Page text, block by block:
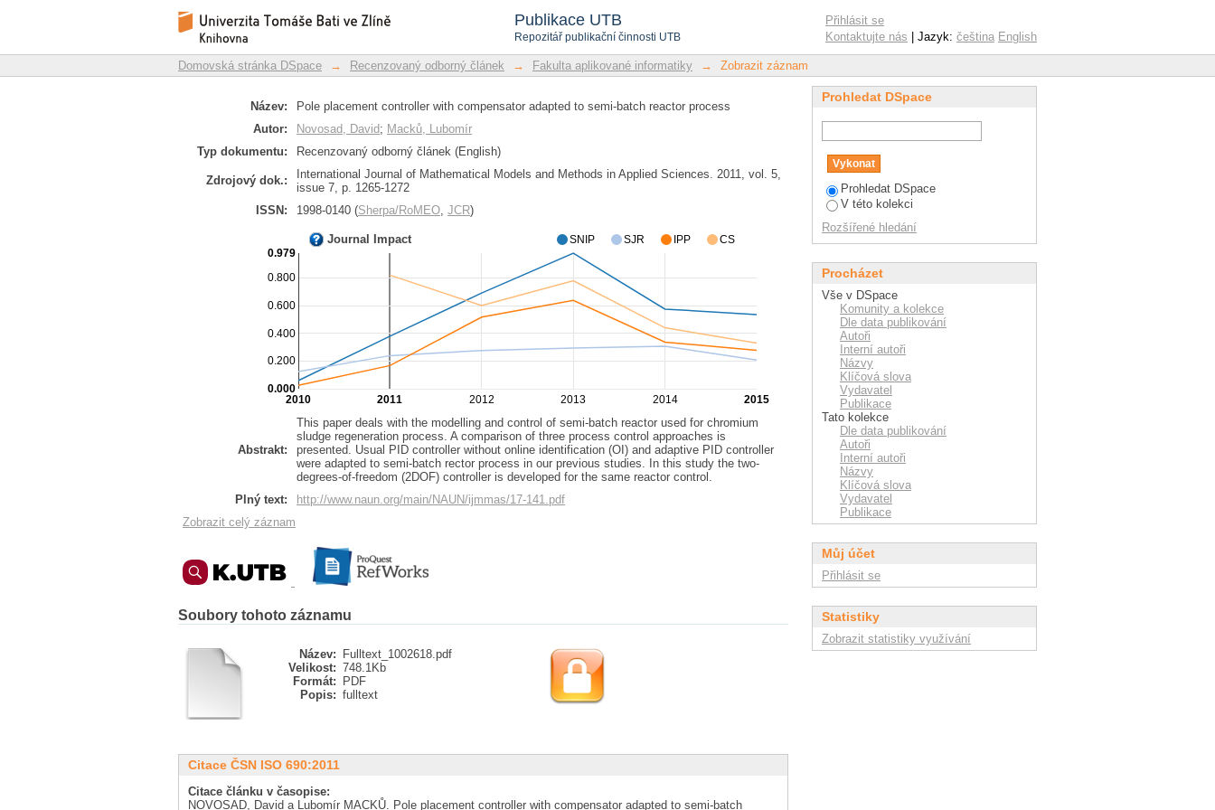
Publikace UTB
Repozitář publikační činnosti UTB
Pole placement controller with compensator adapted to semi-batch reactor
process
Repozitář DSpace/Manakin
Přihlásit se
Kontaktujte nás | Jazyk: čeština English
Domovská stránka DSpace → Recenzovaný odborný článek → Fakulta aplikované informatiky → Zobrazit záznam
Název:
Pole placement controller with compensator adapted to semi-batch reactor process
Autor:
Novosad, David; Macků, Lubomír
Typ dokumentu:
Recenzovaný odborný článek (English)
Zdrojový dok.:
International Journal of Mathematical Models and Methods in Applied Sciences. 2011, vol. 5,
issue 7, p. 1265-1272
ISSN:
1998-0140 (Sherpa/RoMEO, JCR)
Journal Impact
2011 2012 2013 2014
2010 2015
0.200
0.400
0.600
0.800
0.000
0.979
SNIP SJR IPP CS
Abstrakt:
This paper deals with the modelling and control of semi-batch reactor used for chromium
sludge regeneration process. A comparison of three process control approaches is
presented. Usual PID controller without online identification (OI) and adaptive PID controller
were adapted to semi-batch rector process in our previous studies. In this study the two-
degrees-of-freedom (2DOF) controller is developed for the same reactor control.
Plný text:
http://www.naun.org/main/NAUN/ijmmas/17-141.pdf
Zobrazit celý záznam
Soubory tohoto záznamu
Název:
Fulltext_1002618.pdf
Velikost: 748.1Kb
Formát:
PDF
Popis: fulltext
Citace ČSN ISO 690:2011
Citace článku v časopise:
NOVOSAD, David a Lubomír MACKŮ. Pole placement controller with compensator adapted to semi-batch
Prohledat DSpace
Prohledat DSpace
V této kolekci
Rozšířené hledání
Procházet
Vše v DSpace
Komunity a kolekce
Dle data publikování
Autoři
Interní autoři
Názvy
Klíčová slova
Vydavatel
Publikace
Tato kolekce
Dle data publikování
Autoři
Interní autoři
Názvy
Klíčová slova
Vydavatel
Publikace
Můj účet
Přihlásit se
Statistiky
Zobrazit statistiky využívání